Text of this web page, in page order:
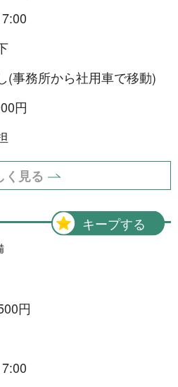
探す
探す
(事務所から社用車で移動)
円
く見る
キープする
円